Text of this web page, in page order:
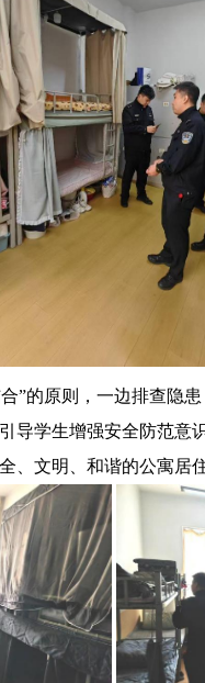
”的原则，一边排查隐
导学生增强安全防范意
、文明、和谐的公寓居住